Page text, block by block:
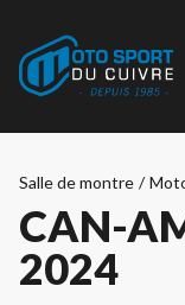
Salle de montre /
CAN-
2024